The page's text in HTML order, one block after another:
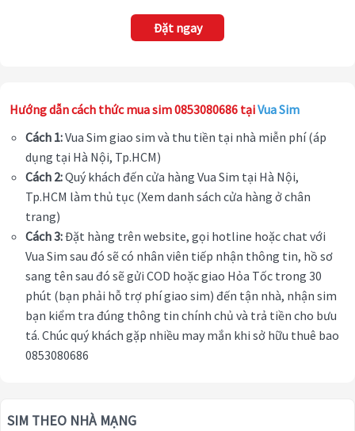
Đặt ngay
Hướng dẫn cách thức mua sim 0853080686 tạiVua Sim
Cách 1:Vua Sim giao sim và thu tiền tại nhà miễn phí (áp
dụng tại Hà Nội, Tp.HCM)
Cách 2:Quý khách đến cửa hàng Vua Sim tại Hà Nội,
Tp.HCM làm thủ tục (Xem danh sách cửa hàng ở chân
trang)
Cách 3:Đặt hàng trên website, gọi hotline hoặc chat với
Vua Sim sau đó sẽ có nhân viên tiếp nhận thông tin, hồ sơ
sang tên sau đó sẽ gửi COD hoặc giao Hỏa Tốc trong 30
phút (bạn phải hỗ trợ phí giao sim) đến tận nhà, nhận sim
bạn kiểm tra đúng thông tin chính chủ và trả tiền cho bưu
tá. Chúc quý khách gặp nhiều may mắn khi sở hữu thuê bao
0853080686
SIM THEO NHÀ MẠNG